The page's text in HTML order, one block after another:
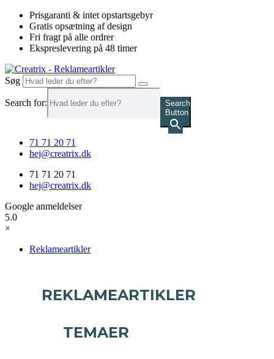
Videre
indhold
Prisgaranti & intet opstartsgebyr
Gratis opsætning af design
Fri fragt på alle ordrer
Ekspreslevering på 48 timer
Søg
Search for:
Search
Button
71 71 20 71
hej@creatrix.dk
71 71 20 71
hej@creatrix.dk
Google anmeldelser
5.0
×
Reklameartikler
REKLAMEARTIKLER
TEMAER